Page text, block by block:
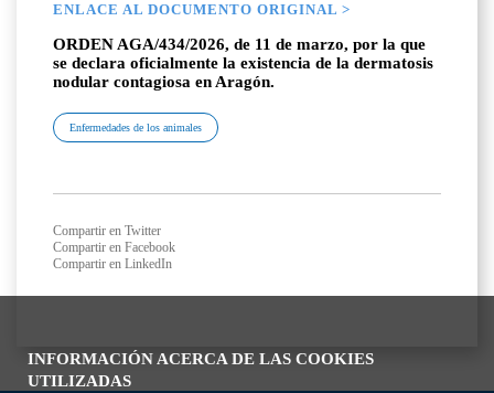
INFORMACIÓN ACERCA DE LAS COOKIES
UTILIZADAS
ENLACE AL DOCUMENTO ORIGINAL >
ORDEN AGA/434/2026, de 11 de marzo, por la que
se declara oficialmente la existencia de la dermatosis
nodular contagiosa en Aragón.
Enfermedades de los animales
Compartir en Twitter
Compartir en Facebook
Compartir en LinkedIn